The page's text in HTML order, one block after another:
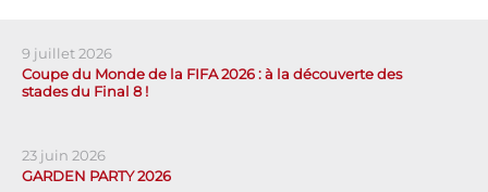
9 juillet 2026
Coupe du Monde de la FIFA 2026 : à la découverte des
stades du Final 8 !
23 juin 2026
GARDEN PARTY 2026